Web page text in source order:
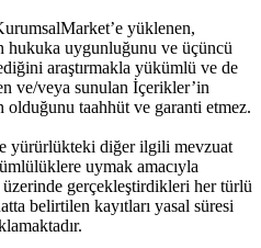
yüklenen,
hukuka uygunluğunu ve üçüncü
araştırmakla yükümlü ve de
ve/veya sunulan İçerikler’in
taahhüt ve garanti etmez.
yürürlükteki diğer ilgili mevzuat
uymak amacıyla
gerçekleştirdikleri her türlü
belirtilen kayıtları yasal süresi